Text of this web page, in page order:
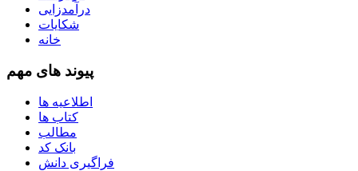
درآمدزایی
شکایات
خانه
پیوند های مهم
اطلاعیه ها
کتاب ها
مطالب
بانک کد
فراگیری دانش